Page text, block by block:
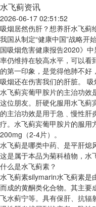
水飞蓟资讯
2026-06-17 02:51:52
吸烟居然伤肝？想养肝水飞蓟
我国从制定“健康中国”战略开
国吸烟危害健康报告2020》
率仍维持在较高水平，可以看
的第一印象，是觉得他肺不好
吸烟还在伤害我们的肝脏。 吸
水飞蓟宾葡甲胺片的主治功效
这位朋友。肝硬化服用水飞蓟
的主治功效是用于急﹑慢性
疗。水飞蓟宾葡甲胺片的服用
200mg（2-4片）。
水飞蓟是哪类中药、是平肝熄
这是属于本品为菊科植物，水
什么是水飞蓟素？
水飞蓟素silymarin水飞蓟素是
而成的黄酮类化合物。其主要
飞水蓟宁等。具有保肝、抗辐